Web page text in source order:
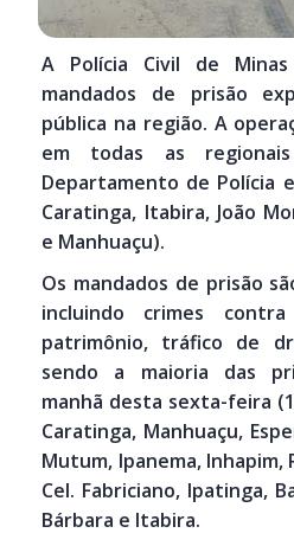
A Polícia Civil de
mandados de prisão
pública na região. A
em todas as
Departamento de Polícia
Caratinga, Itabira, João
e Manhuaçu).
Os mandados de prisão
incluindo crimes
patrimônio, tráfico de
sendo a maioria das
manhã desta sexta-feira
Caratinga, Manhuaçu,
Mutum, Ipanema, Inhapim,
Cel. Fabriciano, Ipatinga,
Bárbara e Itabira.